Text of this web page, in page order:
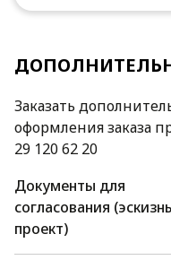
Заказать
оформления заказа
29 120 62 20
Документы для
согласования
проект)